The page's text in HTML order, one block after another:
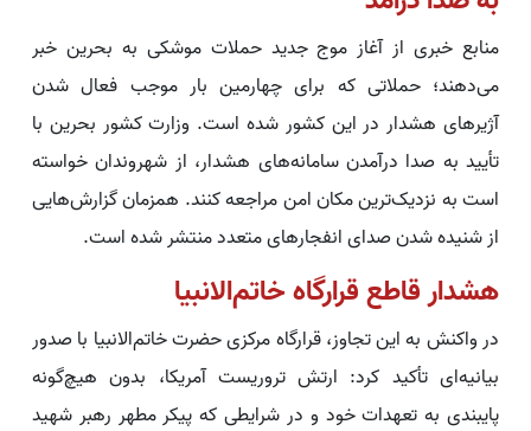
منابع خبری از آغاز موج جدید حملات موشکی به بحرین خبر
می‌دهند؛ حملاتی که برای چهارمین بار موجب فعال شدن
آژیرهای هشدار در این کشور شده است. وزارت کشور بحرین با
تأیید به صدا درآمدن سامانه‌های هشدار، از شهروندان خواسته
است به نزدیک‌ترین مکان امن مراجعه کنند. همزمان گزارش‌هایی
از شنیده شدن صدای انفجارهای متعدد منتشر شده است.
هشدار قاطع قرارگاه خاتم‌الانبیا
در واکنش به این تجاوز، قرارگاه مرکزی حضرت خاتم‌الانبیا با صدور
بیانیه‌ای تأکید کرد: ارتش تروریست آمریکا، بدون هیچ‌گونه
پایبندی به تعهدات خود و در شرایطی که پیکر مطهر رهبر شهید